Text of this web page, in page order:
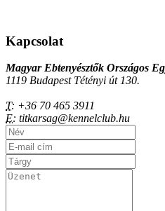
Kapcsolat
Magyar Ebtenyésztők Országos
1119 Budapest Tétényi út 130.
T: +36 70 465 3911
E: titkarsag@kennelclub.hu